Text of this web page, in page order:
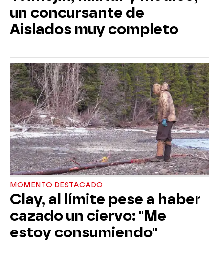
un concursante de
Aislados muy completo
MOMENTO DESTACADO
Clay, al límite pese a haber
cazado un ciervo: "Me
estoy consumiendo"